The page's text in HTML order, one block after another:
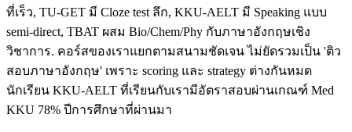
ที่เร็ว, TU-GET มี Cloze test ลึก, KKU-AELT มี Speaking แบบ
semi-direct, TBAT ผสม Bio/Chem/Phy กับภาษาอังกฤษเชิง
วิชาการ. คอร์สของเราแยกตามสนามชัดเจน ไม่ยัดรวมเป็น 'ติว
สอบภาษาอังกฤษ' เพราะ scoring และ strategy ต่างกันหมด
นักเรียน KKU-AELT ที่เรียนกับเรามีอัตราสอบผ่านเกณฑ์ Med
KKU 78% ปีการศึกษาที่ผ่านมา